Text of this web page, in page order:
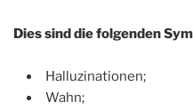
Dies sind die folgenden
Halluzinationen;
Wahn;